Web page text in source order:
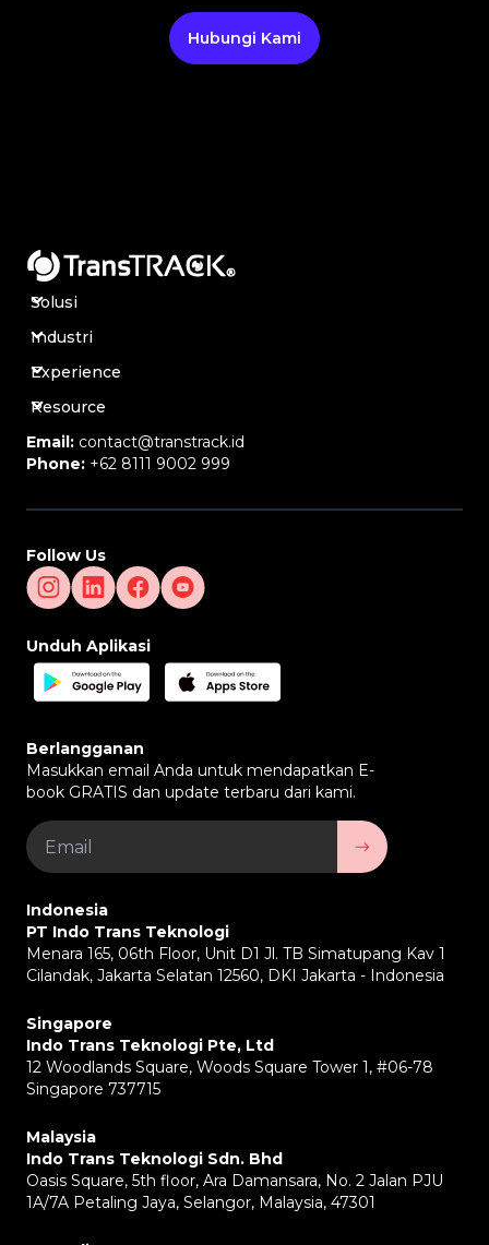
Hubungi Kami
Solusi
Industri
Experience
Resource
Email: contact@transtrack.id
Phone: +62 8111 9002 999
Follow Us
Unduh Aplikasi
Berlangganan
Masukkan email Anda untuk mendapatkan E-
book GRATIS dan update terbaru dari kami.
Indonesia
PT Indo Trans Teknologi
Menara 165, 06th Floor, Unit D1 Jl. TB Simatupang Kav 1
Cilandak, Jakarta Selatan 12560, DKI Jakarta - Indonesia
Singapore
Indo Trans Teknologi Pte, Ltd
12 Woodlands Square, Woods Square Tower 1, #06-78
Singapore 737715
Malaysia
Indo Trans Teknologi Sdn. Bhd
Oasis Square, 5th floor, Ara Damansara, No. 2 Jalan PJU
1A/7A Petaling Jaya, Selangor, Malaysia, 47301